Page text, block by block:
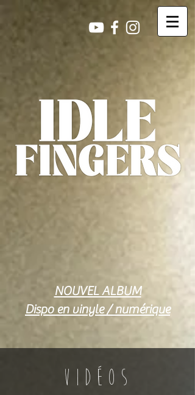
NOUVEL ALBUM
Dispo en vinyle / numérique
VIDÉOS